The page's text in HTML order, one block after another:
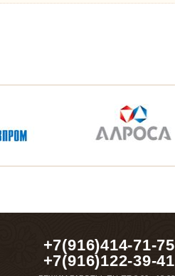
+7(916)414-71-75
+7(916)122-39-41